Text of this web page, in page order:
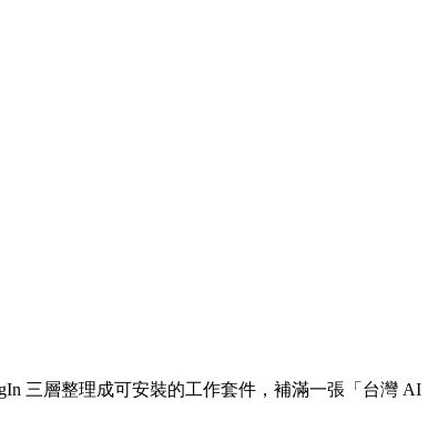
三層整理成可安裝的工作套件，補滿一張「台灣 AI